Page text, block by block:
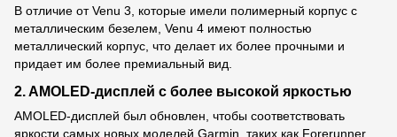
В отличие от Venu 3, которые имели полимерный корпус с
металлическим безелем, Venu 4 имеют полностью
металлический корпус, что делает их более прочными и
придает им более премиальный вид.
2. AMOLED-дисплей с более высокой яркостью
AMOLED-дисплей был обновлен, чтобы соответствовать
яркости самых новых моделей Garmin, таких как Forerunner